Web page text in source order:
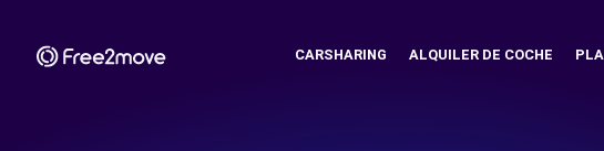
CARSHARING ALQUILER DE COCHE